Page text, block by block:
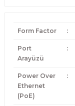
Form Factor :
Port
Arayüzü
:
Power Over
Ethernet
(PoE)
: